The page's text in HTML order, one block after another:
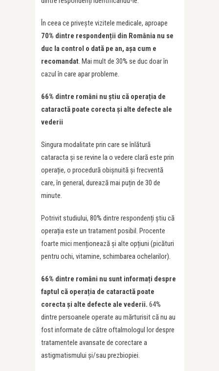
În ceea ce privește vizitele medicale, aproape
70% dintre respondenții din România nu se
duc la control o dată pe an, așa cum e
recomandat. Mai mult de 30% se duc doar în
cazul în care apar probleme.
66% dintre români nu știu că operația de
cataractă poate corecta și alte defecte ale
vederii
Singura modalitate prin care se înlătură
cataracta și se revine la o vedere clară este prin
operație, o procedură obișnuită și frecventă
care, în general, durează mai puțin de 30 de
minute.
Potrivit studiului, 80% dintre respondenți știu că
operația este un tratament posibil. Procente
foarte mici menționează și alte opțiuni (picături
pentru ochi, vitamine, schimbarea ochelarilor).
66% dintre români nu sunt informați despre
faptul că operația de cataractă poate
corecta și alte defecte ale vederii. 64%
dintre persoanele operate au mărturisit că nu au
fost informate de către oftalmologul lor despre
tratamentele avansate de corectare a
astigmatismului și/sau prezbiopiei.